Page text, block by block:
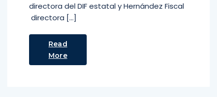
directora del DIF estatal y Hernández Fiscal
directora […]
Read
More